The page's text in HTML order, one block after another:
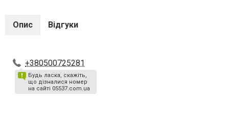
Опис Відгуки
+380500725281
Будь ласка, скажіть,
що дізналися номер
на сайті 05537.com.ua